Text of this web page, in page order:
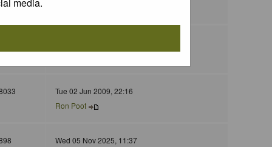
Tue 02 Jun 2009, 22:16
Ron Poot
Wed 05 Nov 2025, 11:37